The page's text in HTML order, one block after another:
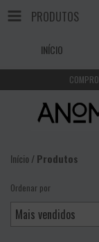
PRODUTOS
INÍCIO
Início /Produtos
Ordenar por